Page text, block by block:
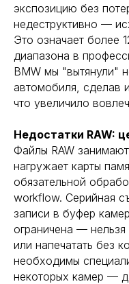
экспозицию без
недеструктивно —
Это означает более
диапазона в
BMW мы "вытянули"
автомобиля, сделав
что увеличило
Недостатки RAW:
Файлы RAW
нагружает карты
обязательной
workflow. Серийная
записи в буфер
ограничена — нельзя
или напечатать без
необходимы
некоторых камер —